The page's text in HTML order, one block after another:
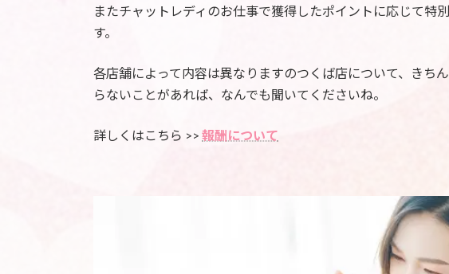
またチャットレディのお仕事で獲得したポイントに応じて特
す。
各店舗によって内容は異なりますのつくば店について、きち
らないことがあれば、なんでも聞いてくださいね。
詳しくはこちら >> 報酬について